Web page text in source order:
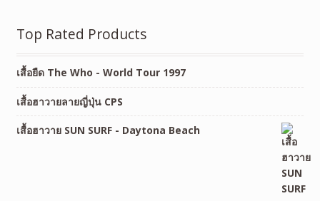
Top Rated Products
เสื้อยืด The Who - World Tour 1997
เสื้อฮาวายลายญี่ปุ่น CPS
เสื้อฮาวาย SUN SURF - Daytona Beach